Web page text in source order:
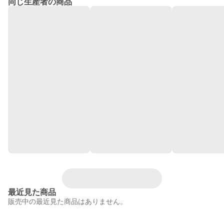
同じ生産者の商品
最近見た商品
販売中の最近見た商品はありません。